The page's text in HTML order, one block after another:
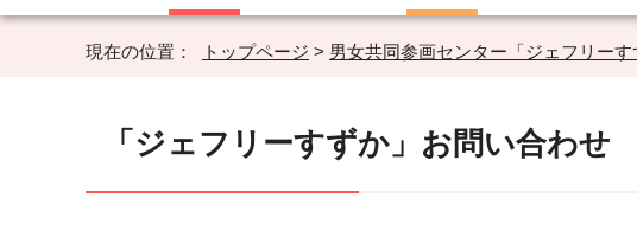
現在の位置： トップページ > 男女共同参画センター「ジェフリーす
「ジェフリーすずか」お問い合わせ